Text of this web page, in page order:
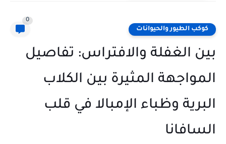
كوكب الطيور والحيوانات
0
بين الغفلة والافتراس: تفاصيل
المواجهة المثيرة بين الكلاب
البرية وظباء الإمبالا في قلب
السافانا